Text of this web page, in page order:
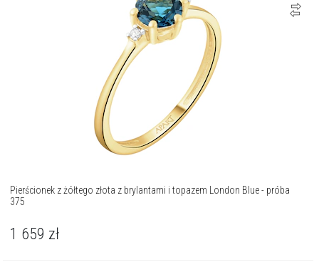
Pierścionek z żółtego złota z brylantami i topazem London Blue - próba
375
1 659 zł